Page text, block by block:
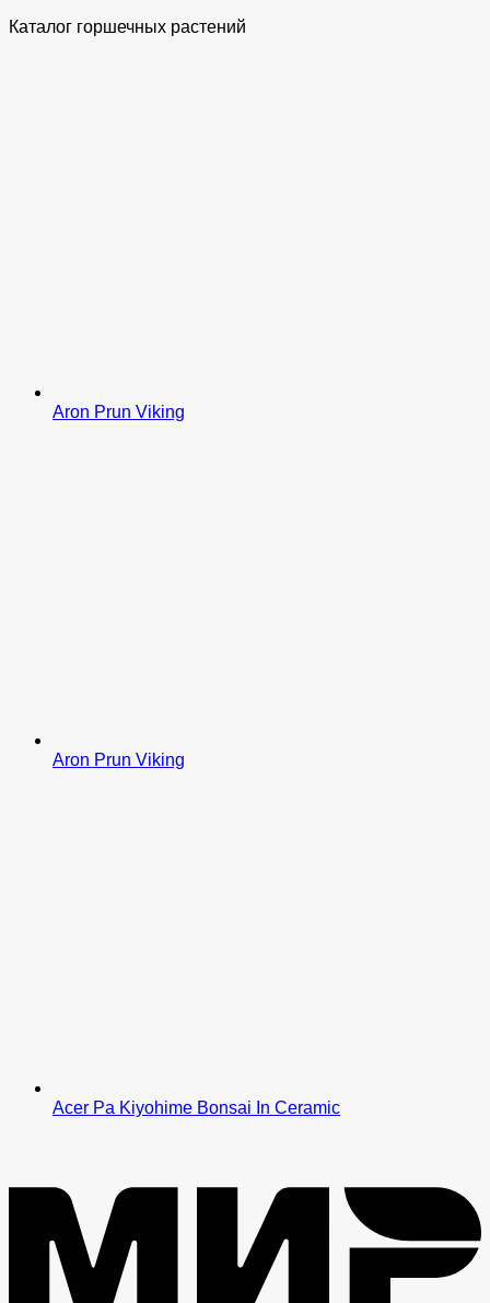
Каталог горшечных растений
Aron Prun Viking
Aron Prun Viking
Acer Pa Kiyohime Bonsai In Ceramic